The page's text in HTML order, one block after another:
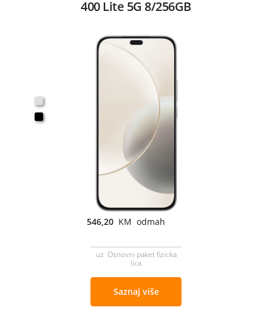
400 Lite 5G 8/256GB
546,20 KM odmah
uz Osnovni paket fizicka
lica
Saznaj više